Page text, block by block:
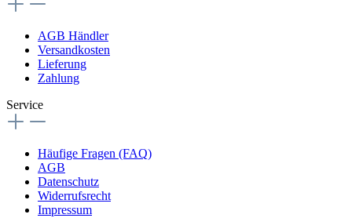
AGB Händler
Versandkosten
Lieferung
Zahlung
Service
Häufige Fragen (FAQ)
AGB
Datenschutz
Widerrufsrecht
Impressum